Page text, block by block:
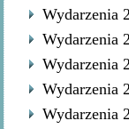
Wydarzenia
Wydarzenia
Wydarzenia
Wydarzenia
Wydarzenia